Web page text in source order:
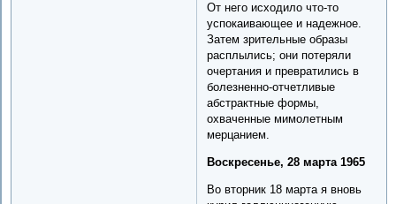
От него исходило что-то
успокаивающее и надежное.
Затем зрительные образы
расплылись; они потеряли
очертания и превратились в
болезненно-отчетливые
абстрактные формы,
охваченные мимолетным
мерцанием.
Воскресенье, 28 марта 1965
Во вторник 18 марта я вновь